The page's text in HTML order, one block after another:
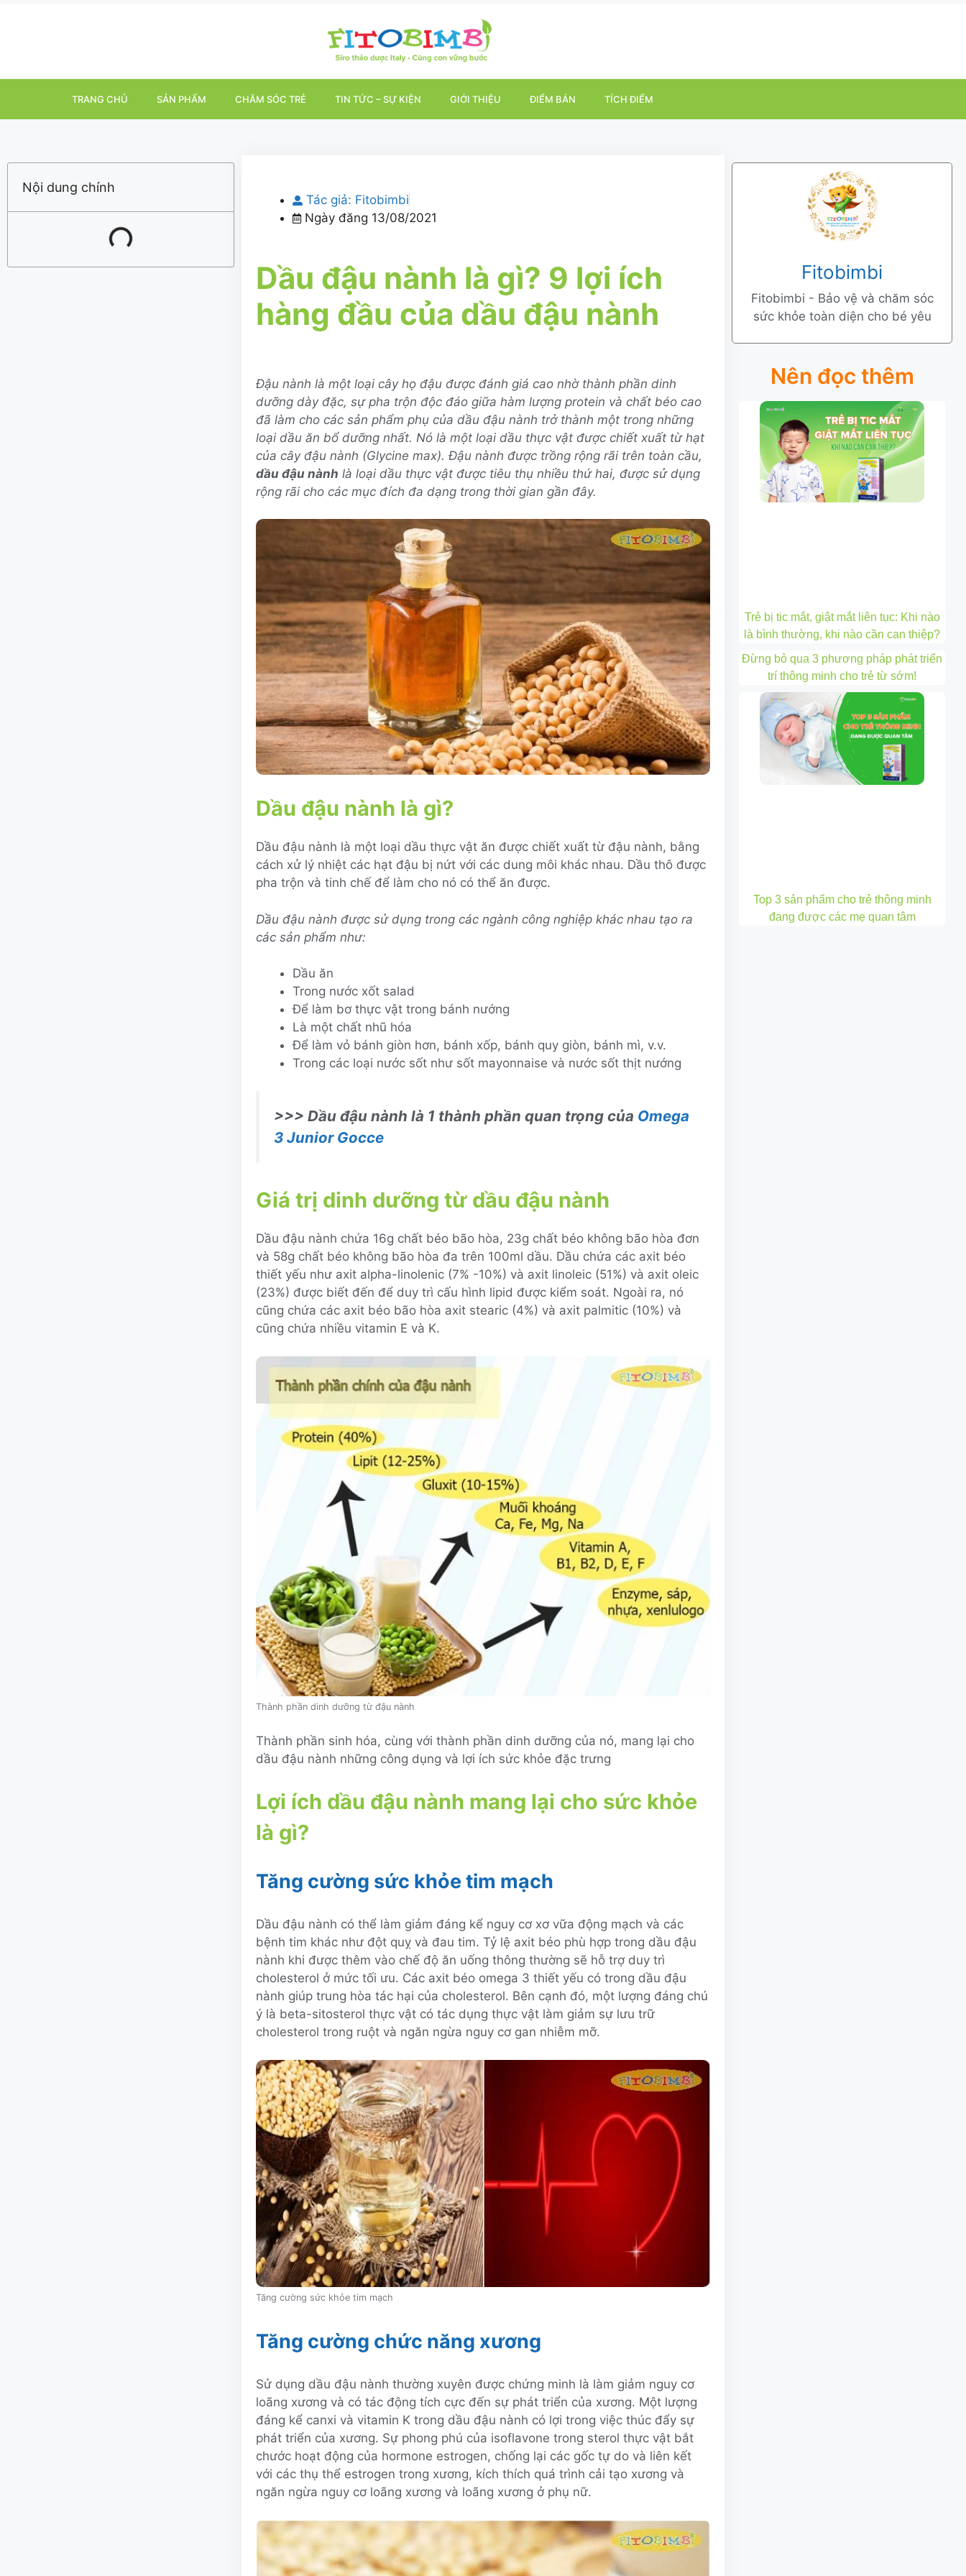
TRANG CHỦ SẢN PHẨM CHĂM SÓC TRẺ TIN TỨC – SỰ KIỆN GIỚI THIỆU ĐIỂM BÁN TÍCH ĐIỂM
Nội dung chính
Tác giả: Fitobimbi
Ngày đăng 13/08/2021
Dầu đậu nành là gì? 9 lợi ích
hàng đầu của dầu đậu nành
Đậu nành là một loại cây họ đậu được đánh giá cao nhờ thành phần dinh
dưỡng dày đặc, sự pha trộn độc đáo giữa hàm lượng protein và chất béo cao
đã làm cho các sản phẩm phụ của dầu đậu nành trở thành một trong những
loại dầu ăn bổ dưỡng nhất. Nó là một loại dầu thực vật được chiết xuất từ ​​hạt
của cây đậu nành (Glycine max). Đậu nành được trồng rộng rãi trên toàn cầu,
dầu đậu nành là loại dầu thực vật được tiêu thụ nhiều thứ hai, được sử dụng
rộng rãi cho các mục đích đa dạng trong thời gian gần đây.
Dầu đậu nành là gì?
Dầu đậu nành là một loại dầu thực vật ăn được chiết xuất từ ​​đậu nành, bằng
cách xử lý nhiệt các hạt đậu bị nứt với các dung môi khác nhau. Dầu thô được
pha trộn và tinh chế để làm cho nó có thể ăn được.
Dầu đậu nành được sử dụng trong các ngành công nghiệp khác nhau tạo ra
các sản phẩm như:
Dầu ăn
Trong nước xốt salad
Để làm bơ thực vật trong bánh nướng
Là một chất nhũ hóa
Để làm vỏ bánh giòn hơn, bánh xốp, bánh quy giòn, bánh mì, v.v.
Trong các loại nước sốt như sốt mayonnaise và nước sốt thịt nướng
>>> Dầu đậu nành là 1 thành phần quan trọng của Omega
3 Junior Gocce
Giá trị dinh dưỡng từ dầu đậu nành
Dầu đậu nành chứa 16g chất béo bão hòa, 23g chất béo không bão hòa đơn
và 58g chất béo không bão hòa đa trên 100ml dầu. Dầu chứa các axit béo
thiết yếu như axit alpha-linolenic (7% -10%) và axit linoleic (51%) và axit oleic
(23%) được biết đến để duy trì cấu hình lipid được kiểm soát. Ngoài ra, nó
cũng chứa các axit béo bão hòa axit stearic (4%) và axit palmitic (10%) và
cũng chứa nhiều vitamin E và K.
Thành phần dinh dưỡng từ đậu nành
Thành phần sinh hóa, cùng với thành phần dinh dưỡng của nó, mang lại cho
dầu đậu nành những công dụng và lợi ích sức khỏe đặc trưng
Lợi ích dầu đậu nành mang lại cho sức khỏe
là gì?
Tăng cường sức khỏe tim mạch
Dầu đậu nành có thể làm giảm đáng kể nguy cơ xơ vữa động mạch và các
bệnh tim khác như đột quỵ và đau tim. Tỷ lệ axit béo phù hợp trong dầu đậu
nành khi được thêm vào chế độ ăn uống thông thường sẽ hỗ trợ duy trì
cholesterol ở mức tối ưu. Các axit béo omega 3 thiết yếu có trong dầu đậu
nành giúp trung hòa tác hại của cholesterol. Bên cạnh đó, một lượng đáng chú
ý là beta-sitosterol thực vật có tác dụng thực vật làm giảm sự lưu trữ
cholesterol trong ruột và ngăn ngừa nguy cơ gan nhiễm mỡ.
Tăng cường sức khỏe tim mạch
Tăng cường chức năng xương
Sử dụng dầu đậu nành thường xuyên được chứng minh là làm giảm nguy cơ
loãng xương và có tác động tích cực đến sự phát triển của xương. Một lượng
đáng kể canxi và vitamin K trong dầu đậu nành có lợi trong việc thúc đẩy sự
phát triển của xương. Sự phong phú của isoflavone trong sterol thực vật bắt
chước hoạt động của hormone estrogen, chống lại các gốc tự do và liên kết
với các thụ thể estrogen trong xương, kích thích quá trình cải tạo xương và
ngăn ngừa nguy cơ loãng xương và loãng xương ở phụ nữ.
Fitobimbi
Fitobimbi - Bảo vệ và chăm sóc
sức khỏe toàn diện cho bé yêu
Nên đọc thêm
Trẻ bị tic mắt, giật mắt liên tục: Khi nào
là bình thường, khi nào cần can thiệp?
Đừng bỏ qua 3 phương pháp phát triển
trí thông minh cho trẻ từ sớm!
Top 3 sản phẩm cho trẻ thông minh
đang được các mẹ quan tâm